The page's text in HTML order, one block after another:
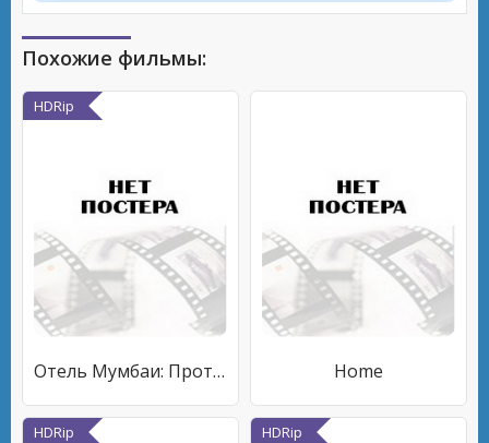
Похожие фильмы:
HDRip
Отель Мумбаи: Противостояние Home
HDRip HDRip